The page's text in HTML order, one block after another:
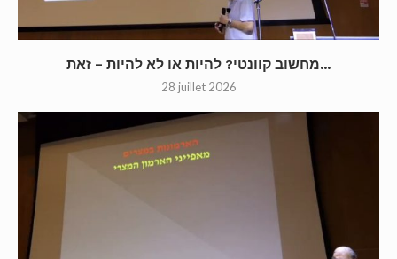
מחשוב קוונטי? להיות או לא להיות – זאת...
28 juillet 2026